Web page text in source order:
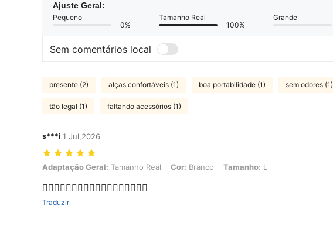
Ajuste Geral:
Pequeno
0%
Tamanho Real
100%
Grande
Sem comentários local
presente (2) alças confortáveis (1) boa portabilidade (1) sem odores (1)
tão legal (1) faltando acessórios (1)
s***i 1 Jul,2026
Adaptação Geral: Tamanho Real, Cor: Branco, Tamanho: L
Adaptação Geral: Tamanho Real Cor: Branco Tamanho: L
👍🏻👍🏻👍🏻👍🏻👍🏻👍🏻👍🏻👍🏻👍🏻
Traduzir